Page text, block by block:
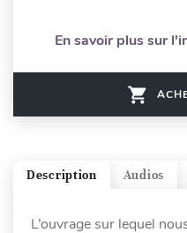
En savoir plus sur
Audios
Description
L’ouvrage sur lequel